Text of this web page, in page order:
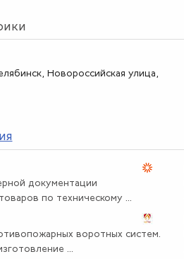
Новороссийская улица,
документации
по техническому ...
воротных систем.
...